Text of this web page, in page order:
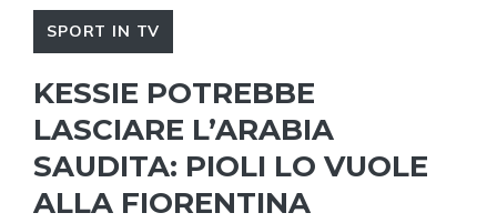
SPORT IN TV
KESSIE POTREBBE
LASCIARE L’ARABIA
SAUDITA: PIOLI LO VUOLE
ALLA FIORENTINA